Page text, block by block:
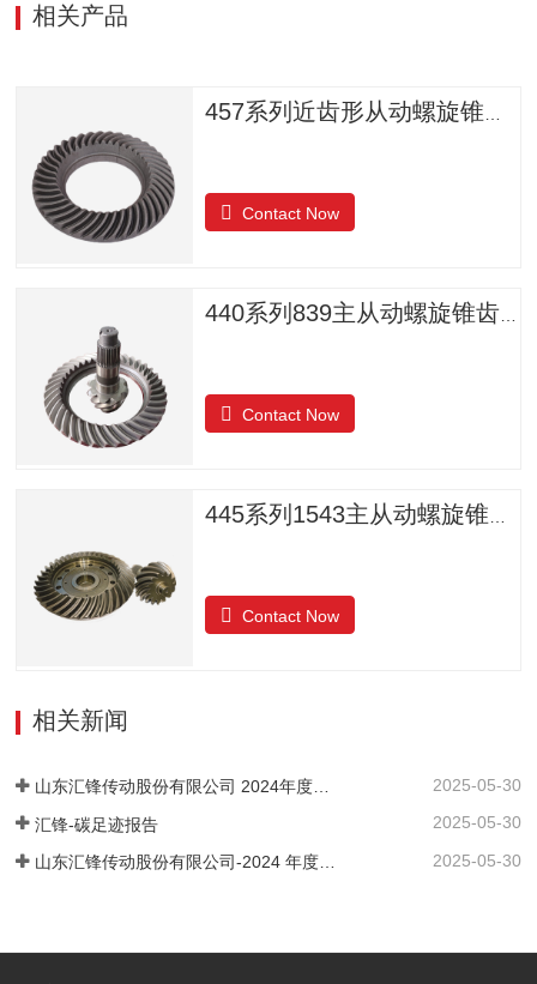
相关产品
Contact Now
Contact Now
Contact Now
相关新闻
山东汇锋传动股份有限公司 2024年度社会责任报告 2025-05-30
汇锋-碳足迹报告 2025-05-30
2025-05-30